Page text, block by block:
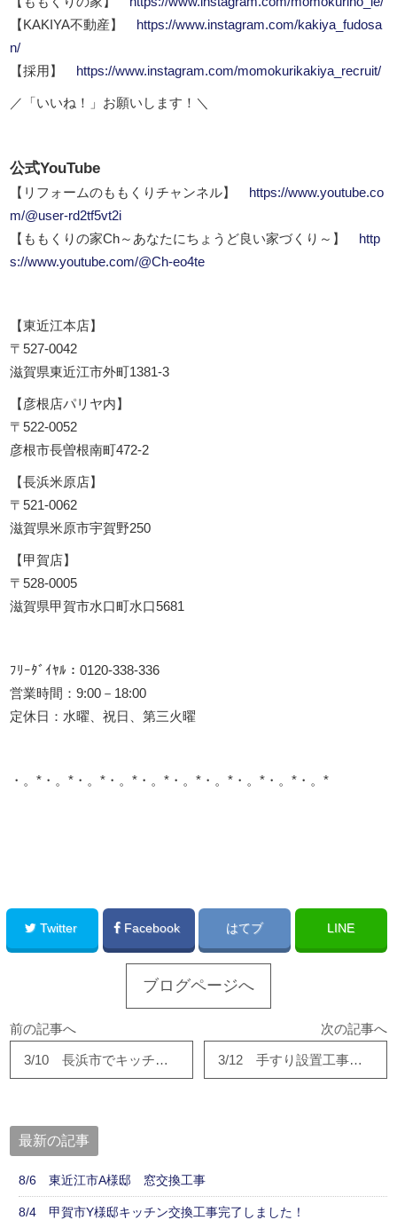
【KAKIYA不動産】
https://www.instagram.com/kakiya_fudosa
n/
【採用】
https://www.instagram.com/momokurikakiya_recruit/
／「いいね！」お願いします！＼
公式YouTube
【リフォームのももくりチャンネル】
https://www.youtube.co
m/@user-rd2tf5vt2i
【ももくりの家Ch～あなたにちょうど良い家づくり～】
http
s://www.youtube.com/@Ch-eo4te
【東近江本店】
〒527-0042
滋賀県東近江市外町1381-3
【彦根店パリヤ内】
〒522-0052
彦根市長曽根南町472-2
【長浜米原店】
〒521-0062
滋賀県米原市宇賀野250
【甲賀店】
〒528-0005
滋賀県甲賀市水口町水口5681
ﾌﾘｰﾀﾞｲﾔﾙ：0120-338-336
営業時間：9:00－18:00
定休日：水曜、祝日、第三火曜
・。*・。*・。*・。*・。*・。*・。*・。*・。*・。*
Twitter Facebook はてブ LINE
ブログページへ
前の記事へ
3/10 長浜市でキッチン工事完了！！
次の記事へ
3/12 手すり設置工事完了！！
最新の記事
8/6 東近江市A様邸 窓交換工事
8/4 甲賀市Y様邸キッチン交換工事完了しました！